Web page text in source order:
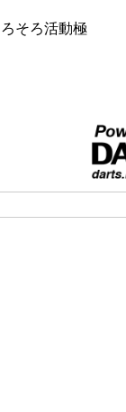
そろ活動極